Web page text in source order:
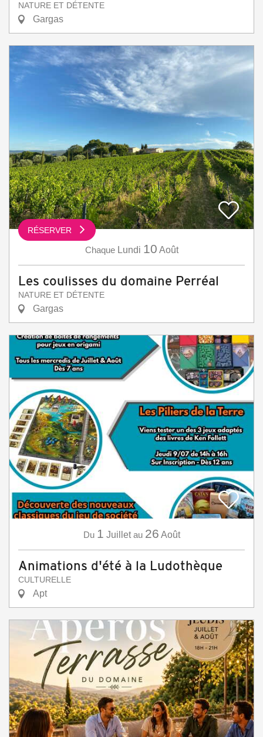
NATURE ET DÉTENTE
Gargas
RÉSERVER
Chaque Lundi 10 Août
Les coulisses du domaine Perréal
NATURE ET DÉTENTE
Gargas
Du 1 Juillet au 26 Août
Animations d'été à la Ludothèque
CULTURELLE
Apt